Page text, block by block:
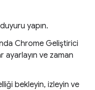
yapın.
Chrome Geliştirici
ayarlayın ve zaman
bekleyin, izleyin ve